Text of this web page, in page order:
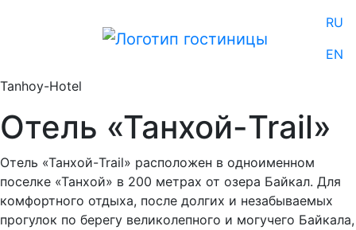
RU
EN
Tanhoy-Hotel
Отель «Танхой-Trail»
Отель «Танхой-Trail» расположен в одноименном
поселке «Танхой» в 200 метрах от озера Байкал. Для
комфортного отдыха, после долгих и незабываемых
прогулок по берегу великолепного и могучего Байкала,